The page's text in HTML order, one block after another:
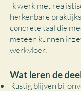
Ik werk met
herkenbare
concrete taal die
meteen kunnen
werkvloer.
Wat leren de
Rustig blijven bij